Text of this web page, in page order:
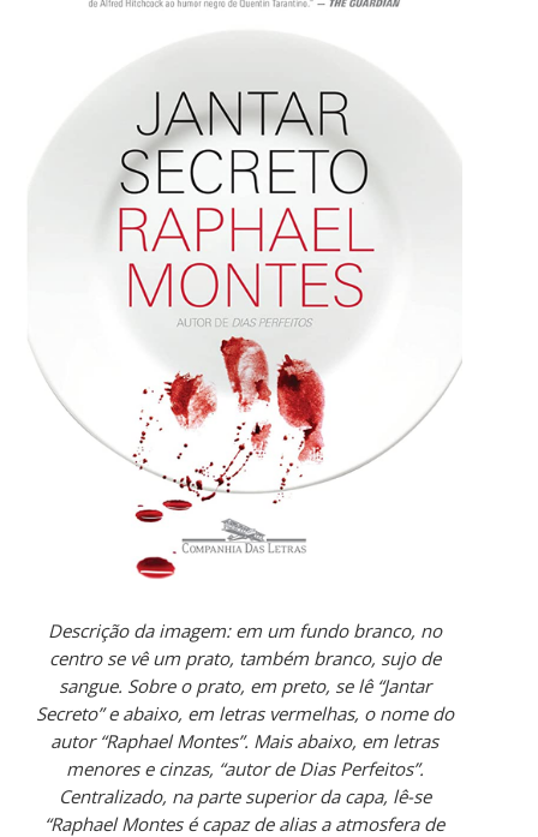
Descrição da imagem: em um fundo branco, no
centro se vê um prato, também branco, sujo de
sangue. Sobre o prato, em preto, se lê “Jantar
Secreto” e abaixo, em letras vermelhas, o nome do
autor “Raphael Montes”. Mais abaixo, em letras
menores e cinzas, “autor de Dias Perfeitos”.
Centralizado, na parte superior da capa, lê-se
“Raphael Montes é capaz de alias a atmosfera de